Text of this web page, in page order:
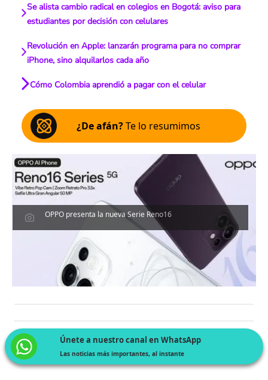
Se alista cambio radical en colegios en Bogotá: aviso para
estudiantes por decisión con celulares
Revolución en Apple: lanzarán programa para no comprar
iPhone, sino alquilarlos cada año
Cómo Colombia aprendió a pagar con el celular
¿De afán?Te lo resumimos
OPPO presenta la nueva Serie Reno16
Únete a nuestro canal en WhatsApp
Las noticias más importantes, al instante